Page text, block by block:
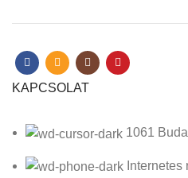
KAPCSOLAT
1061
Internetes